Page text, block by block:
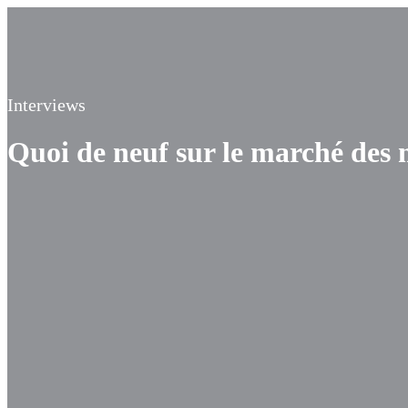
Interviews
Quoi de neuf sur le marché des